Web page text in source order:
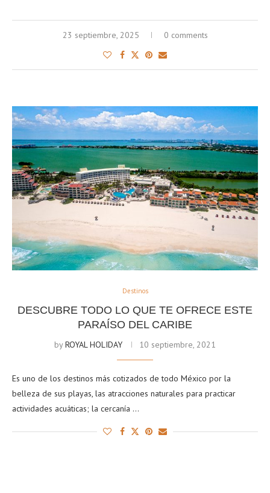
23 septiembre, 2025 0 comments
Destinos
DESCUBRE TODO LO QUE TE OFRECE ESTE
PARAÍSO DEL CARIBE
byROYAL HOLIDAY 10 septiembre, 2021
Es uno de los destinos más cotizados de todo México por la
belleza de sus playas, las atracciones naturales para practicar
actividades acuáticas; la cercanía …